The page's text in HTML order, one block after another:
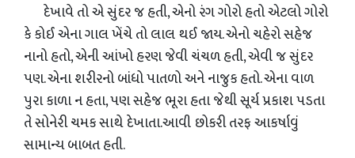
દેખાવે તો એ સુંદર જ હતી, એનો રંગ ગોરો હતો એટલો ગોરો
કે કોઈ એના ગાલ ખેંચે તો લાલ થઈ જાય. એનો ચહેરો સહેજ
નાનો હતો, એની આંખો હરણ જેવી ચંચળ હતી, એવી જ સુંદર
પણ. એના શરીરનો બાંધો પાતળો અને નાજુક હતો. એના વાળ
પુરા કાળા ન હતા, પણ સહેજ ભૂરા હતા જેથી સૂર્ય પ્રકાશ પડતા
તે સોનેરી ચમક સાથે દેખાતા.આવી છોકરી તરફ આકર્ષાવું
સામાન્ય બાબત હતી.